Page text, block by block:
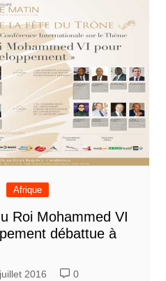
Afrique
Roi Mohammed VI
débattue à
2016 0